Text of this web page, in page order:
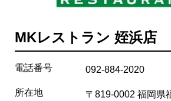
MKレストラン 姪浜店
電話番号 092-884-2020
所在地
〒819-0002 福岡県